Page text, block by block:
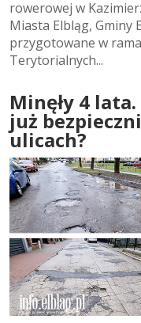
rowerowej w
Miasta Elbląg, Gminy
przygotowane w
Terytorialnych...
Minęły 4
już
ulicach?